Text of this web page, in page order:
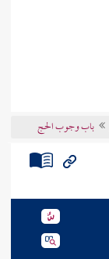
باب وجوب الحج